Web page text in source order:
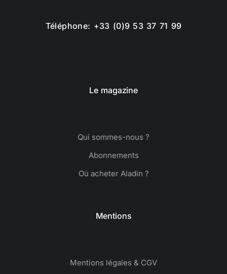
Téléphone: +33 (0)9 53 37 71 99
Le magazine
Qui sommes-nous ?
Abonnements
Où acheter Aladin ?
Mentions
Mentions légales & CGV